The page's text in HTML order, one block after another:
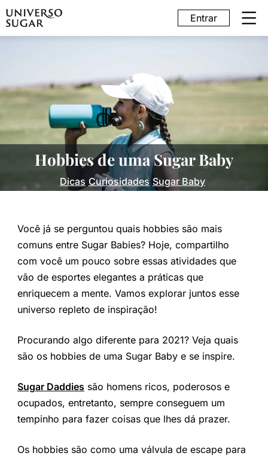
Entrar
Hobbies de uma Sugar Baby
Dicas Curiosidades Sugar Baby
Você já se perguntou quais hobbies são mais
comuns entre Sugar Babies? Hoje, compartilho
com você um pouco sobre essas atividades que
vão de esportes elegantes a práticas que
enriquecem a mente. Vamos explorar juntos esse
universo repleto de inspiração!
Procurando algo diferente para 2021? Veja quais
são os hobbies de uma Sugar Baby e se inspire.
Sugar Daddiessão homens ricos, poderosos e
ocupados, entretanto, sempre conseguem um
tempinho para fazer coisas que lhes dá prazer.
Os hobbies são como uma válvula de escape para